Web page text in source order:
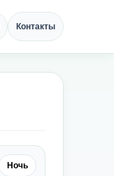
Контакты
Ночь